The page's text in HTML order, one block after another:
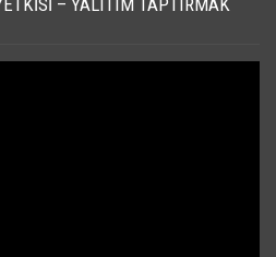
– YALITIM TAPTIRMAK